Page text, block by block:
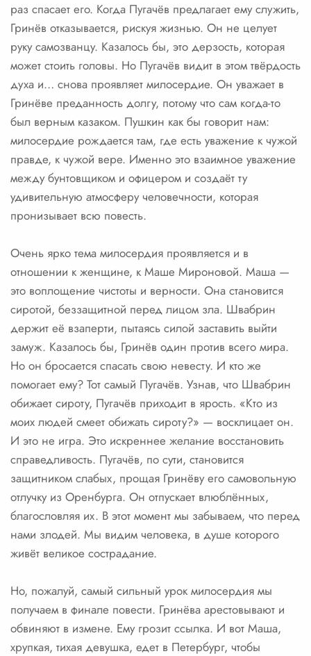
раз спасает его. Когда Пугачёв предлагает ему служить,
Гринёв отказывается, рискуя жизнью. Он не целует
руку самозванцу. Казалось бы, это дерзость, которая
может стоить головы. Но Пугачёв видит в этом твёрдость
духа и… снова проявляет милосердие. Он уважает в
Гринёве преданность долгу, потому что сам когда-то
был верным казаком. Пушкин как бы говорит нам:
милосердие рождается там, где есть уважение к чужой
правде, к чужой вере. Именно это взаимное уважение
между бунтовщиком и офицером и создаёт ту
удивительную атмосферу человечности, которая
пронизывает всю повесть.
Очень ярко тема милосердия проявляется и в
отношении к женщине, к Маше Мироновой. Маша —
это воплощение чистоты и верности. Она становится
сиротой, беззащитной перед лицом зла. Швабрин
держит её взаперти, пытаясь силой заставить выйти
замуж. Казалось бы, Гринёв один против всего мира.
Но он бросается спасать свою невесту. И кто же
помогает ему? Тот самый Пугачёв. Узнав, что Швабрин
обижает сироту, Пугачёв приходит в ярость. «Кто из
моих людей смеет обижать сироту?» — восклицает он.
И это не игра. Это искреннее желание восстановить
справедливость. Пугачёв, по сути, становится
защитником слабых, прощая Гринёву его самовольную
отлучку из Оренбурга. Он отпускает влюблённых,
благословляя их. В этот момент мы забываем, что перед
нами злодей. Мы видим человека, в душе которого
живёт великое сострадание.
Но, пожалуй, самый сильный урок милосердия мы
получаем в финале повести. Гринёва арестовывают и
обвиняют в измене. Ему грозит ссылка. И вот Маша,
хрупкая, тихая девушка, едет в Петербург, чтобы